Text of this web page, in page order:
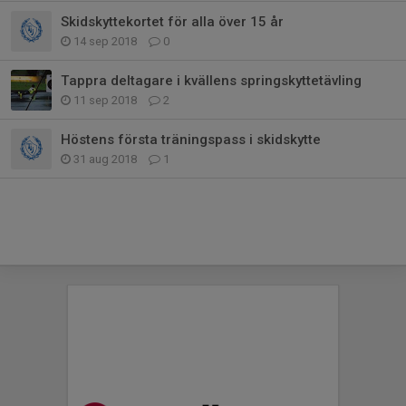
Skidskyttekortet för alla över 15 år
14 sep 2018 0
Tappra deltagare i kvällens springskyttetävling
11 sep 2018 2
Höstens första träningspass i skidskytte
31 aug 2018 1